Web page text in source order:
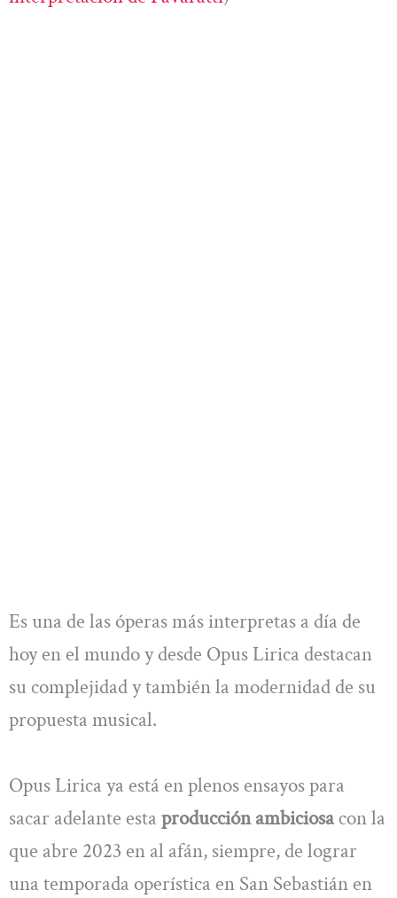
Es una de las óperas más interpretas a día de
hoy en el mundo y desde Opus Lirica destacan
su complejidad y también la modernidad de su
propuesta musical.
Opus Lirica ya está en plenos ensayos para
sacar adelante esta producción ambiciosacon la
que abre 2023 en al afán, siempre, de lograr
una temporada operística en San Sebastián en